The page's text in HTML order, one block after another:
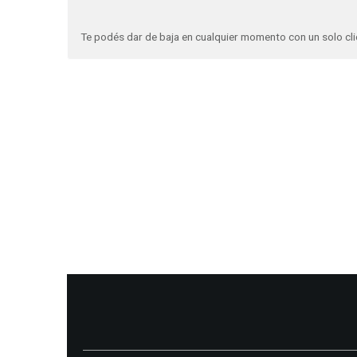
Te podés dar de baja en cualquier momento con un solo